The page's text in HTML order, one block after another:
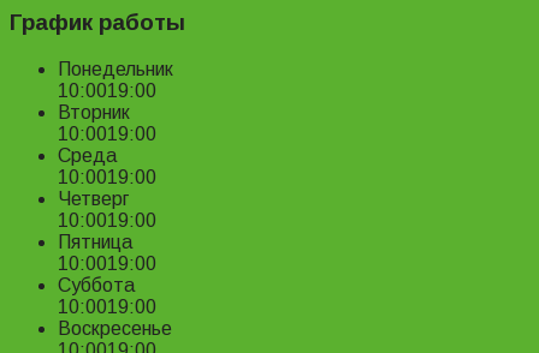
График работы
Понедельник
10:0019:00
Вторник
10:0019:00
Среда
10:0019:00
Четверг
10:0019:00
Пятница
10:0019:00
Суббота
10:0019:00
Воскресенье